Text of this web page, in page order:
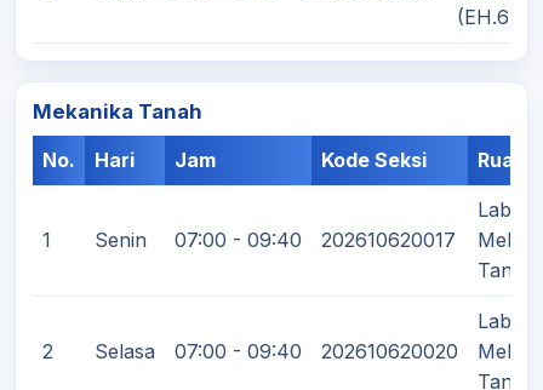
(EH.6)
Mekanika Tanah
No.
Hari Jam Kode Seksi
1 Senin 07:00 - 09:40 202610620017
Tanah
2 Selasa 07:00 - 09:40 202610620020
Tanah